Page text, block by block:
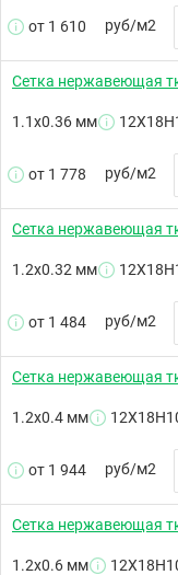
от 1 610 руб/м2
Сетка нержавеющая
1.1х0.36 мм
от 1 778 руб/м2
Сетка нержавеющая
1.2х0.32 мм
от 1 484 руб/м2
Сетка нержавеющая
1.2х0.4 мм
от 1 944 руб/м2
Сетка нержавеющая
1.2х0.6 мм